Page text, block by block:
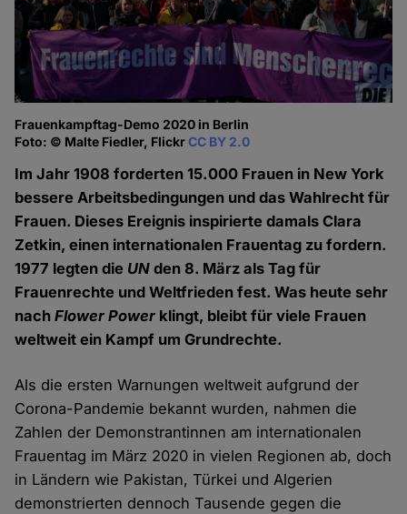
Frauenkampftag-Demo 2020 in Berlin
Foto: © Malte Fiedler, FlickrCC BY 2.0
Im Jahr 1908 forderten 15.000 Frauen in New York
bessere Arbeitsbedingungen und das Wahlrecht für
Frauen. Dieses Ereignis inspirierte damals Clara
Zetkin, einen internationalen Frauentag zu fordern.
1977 legten die UN den 8. März als Tag für
Frauenrechte und Weltfrieden fest. Was heute sehr
nachFlower Power klingt, bleibt für viele Frauen
weltweit ein Kampf um Grundrechte.
Als die ersten Warnungen weltweit aufgrund der
Corona-Pandemie bekannt wurden, nahmen die
Zahlen der Demonstrantinnen am internationalen
Frauentag im März 2020 in vielen Regionen ab, doch
in Ländern wie Pakistan, Türkei und Algerien
demonstrierten dennoch Tausende gegen die